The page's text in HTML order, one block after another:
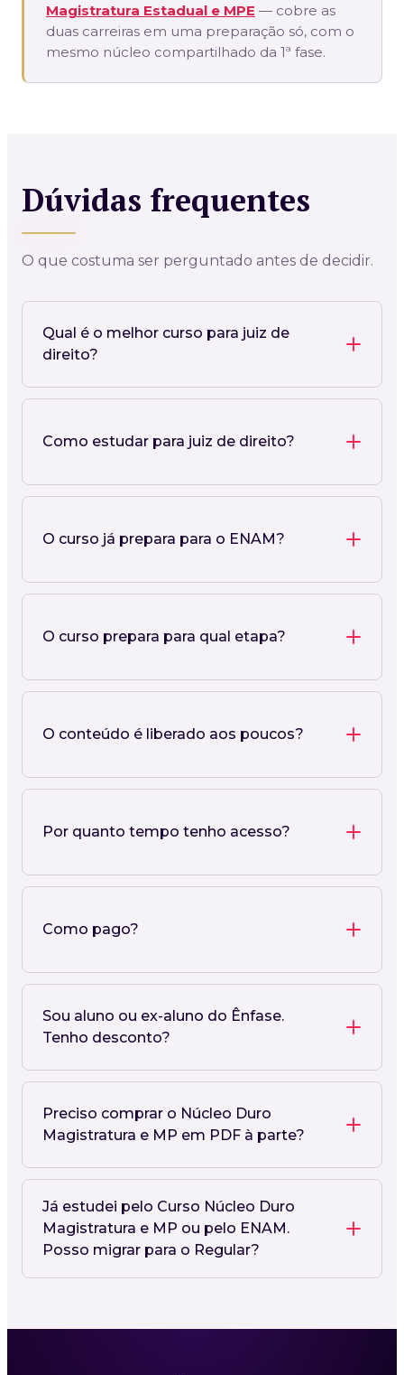
Magistratura Estadual e MPE — cobre as
duas carreiras em uma preparação só, com o
mesmo núcleo compartilhado da 1ª fase.
Dúvidas frequentes
O que costuma ser perguntado antes de decidir.
Qual é o melhor curso para juiz de
direito?
Como estudar para juiz de direito?
O curso já prepara para o ENAM?
O curso prepara para qual etapa?
O conteúdo é liberado aos poucos?
Por quanto tempo tenho acesso?
Como pago?
Sou aluno ou ex-aluno do Ênfase.
Tenho desconto?
Preciso comprar o Núcleo Duro
Magistratura e MP em PDF à parte?
Já estudei pelo Curso Núcleo Duro
Magistratura e MP ou pelo ENAM.
Posso migrar para o Regular?